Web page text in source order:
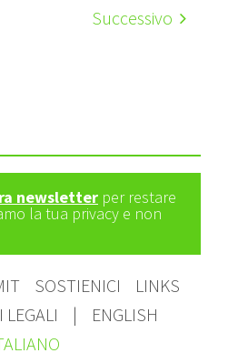
Successivo
newsletter per restare
la tua privacy e non
SOSTIENICI
LINKS
|
ENGLISH